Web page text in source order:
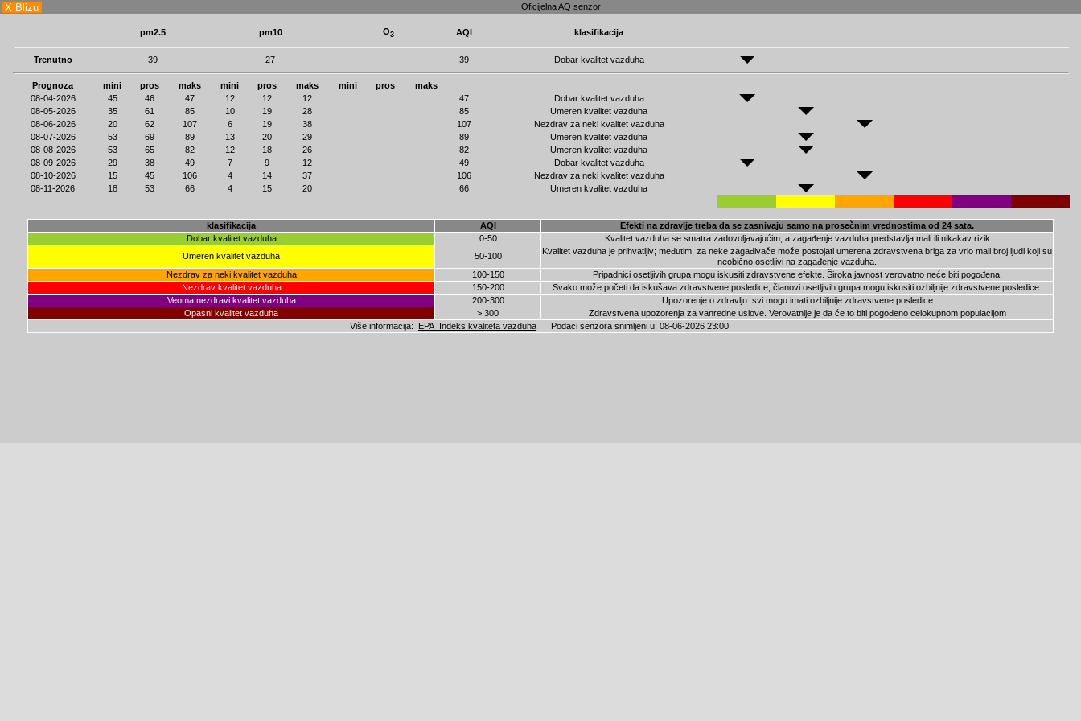
X Blizu Oficijelna AQ senzor
pm2.5 pm10 O3 AQI klasifikacija
Trenutno 39 27 39 Dobar kvalitet vazduha
Prognoza mini pros maks mini pros maks mini pros
maks
08-04-2026
45 46 47 12 12 12 47
Dobar kvalitet vazduha
08-05-2026
35 61 85 10 19 28 85
Umeren kvalitet vazduha
08-06-2026
20 62 107 6 19 38 107
Nezdrav za neki kvalitet vazduha
08-07-2026
53 69 89 13 20 29 89
Umeren kvalitet vazduha
08-08-2026
53 65 82 12 18 26 82
Umeren kvalitet vazduha
08-09-2026
29 38 49 7 9 12 49
Dobar kvalitet vazduha
08-10-2026
15 45 106 4 14 37 106
Nezdrav za neki kvalitet vazduha
08-11-2026
18 53 66 4 15 20 66 Umeren kvalitet vazduha
klasifikacija AQI
Efekti na zdravlje treba da se zasnivaju samo na prosečnim vrednostima od 24 sata.
Dobar kvalitet vazduha
0-50
Kvalitet vazduha se smatra zadovoljavajućim, a zagađenje vazduha predstavlja mali ili nikakav rizik
Umeren kvalitet vazduha
50-100
Kvalitet vazduha je prihvatljiv; međutim, za neke zagađivače može postojati umerena zdravstvena briga za vrlo mali broj ljudi koji su
neobično osetljivi na zagađenje vazduha.
Nezdrav za neki kvalitet vazduha
100-150
Pripadnici osetljivih grupa mogu iskusiti zdravstvene efekte. Široka javnost verovatno neće biti pogođena.
Nezdrav kvalitet vazduha
150-200
Svako može početi da iskušava zdravstvene posledice; članovi osetljivih grupa mogu iskusiti ozbiljnije zdravstvene posledice.
Veoma nezdravi kvalitet vazduha
200-300
Upozorenje o zdravlju: svi mogu imati ozbiljnije zdravstvene posledice
Opasni kvalitet vazduha
> 300
Zdravstvena upozorenja za vanredne uslove. Verovatnije je da će to biti pogođeno celokupnom populacijom
Više informacija:
EPA Indeks kvaliteta vazduha Podaci senzora snimljeni u: 08-06-2026 23:00